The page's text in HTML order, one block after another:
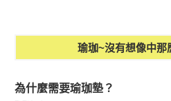
瑜珈~沒有想像中那
為什麼需要瑜珈墊？